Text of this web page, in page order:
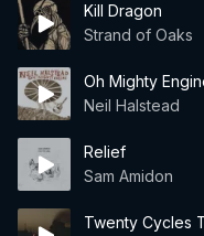
Kill Dragon
Strand of Oaks
Oh Mighty
Neil Halstead
Relief
Sam Amidon
Twenty Cycles